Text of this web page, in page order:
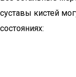
суставы кистей
состояниях: